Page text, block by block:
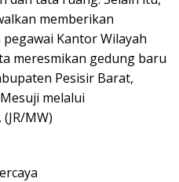
memberikan
Kantor Wilayah
meresmikan gedung baru
Pesisir Barat,
melalui
MW)